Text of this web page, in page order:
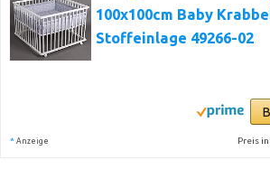
100x100cm Baby
Stoffeinlage 49266-02
* Anzeige Preis